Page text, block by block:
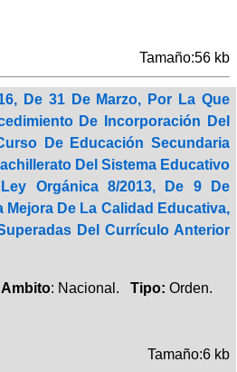
Tamaño:56 kb
De 31 De Marzo, Por La Que
De Incorporación Del
De Educación Secundaria
Del Sistema Educativo
Orgánica 8/2013, De 9 De
Mejora De La Calidad Educativa,
Del Currículo Anterior
Ambito: Nacional. Tipo: Orden.
Tamaño:6 kb